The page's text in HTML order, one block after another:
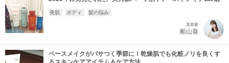
美肌 ボディ 髪の悩み
美容家
船山葵
ベースメイクがパサつく季節に！乾燥肌でも化粧ノリを良くす